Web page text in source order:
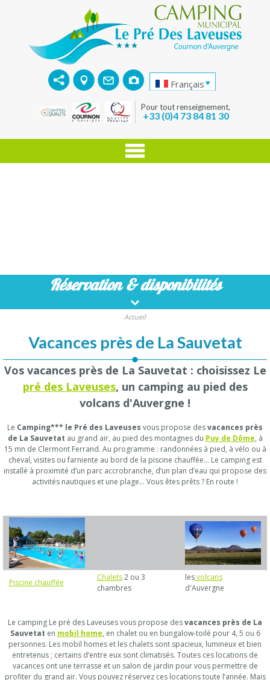
Français
Pour tout renseignement,
+33 (0)4 73 84 81 30
Réservation & disponibilités
Accueil
Vacances près de La Sauvetat
Vos vacances près de La Sauvetat : choisissez Le
pré des Laveuses, un camping au pied des
volcans d'Auvergne !
Le Camping*** le Pré des Laveuses vous propose desvacances près
de La Sauvetat au grand air, au pied des montagnes du Puy de Dôme, à
15 mn de Clermont Ferrand. Au programme : randonnées à pied, à vélo ou à
cheval, visites ou farniente au bord de la piscine chauffée… Le camping est
installé à proximité d’un parc accrobranche, d’un plan d’eau qui propose des
activités nautiques et une plage… Vous êtes prêts ? En route !
Piscine chauffée
Chalets2 ou 3
chambres
lesvolcans
d'Auvergne
Le camping Le pré des Laveuses vous propose desvacances près de La
Sauvetat en mobil home, en chalet ou en bungalow-toilé pour 4, 5 ou 6
personnes. Les mobil homes et les chalets sont spacieux, lumineux et bien
entretenus ; certains d’entre eux sont climatisés. Toutes ces locations de
vacances ont une terrasse et un salon de jardin pour vous permettre de
profiter du grand air. Vous pouvez réservez ces locations toute l’année. Mais